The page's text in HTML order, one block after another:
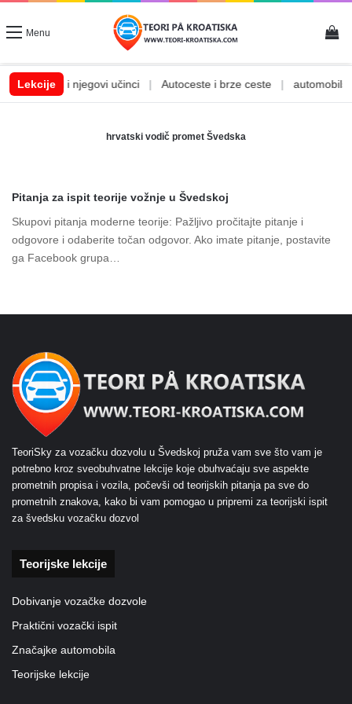
Menu
Lekcije
Alkohol i njegovi učinci Autoceste i brze ceste
hrvatski vodič promet Švedska
Pitanja za ispit teorije vožnje u Švedskoj
Skupovi pitanja moderne teorije: Pažljivo pročitajte pitanje i
odgovore i odaberite točan odgovor. Ako imate pitanje, postavite
ga Facebook grupa…
TeoriSky za vozačku dozvolu u Švedskoj pruža vam sve što vam je
potrebno kroz sveobuhvatne lekcije koje obuhvaćaju sve aspekte
prometnih propisa i vozila, počevši od teorijskih pitanja pa sve do
prometnih znakova, kako bi vam pomogao u pripremi za teorijski ispit
za švedsku vozačku dozvol
Teorijske lekcije
Dobivanje vozačke dozvole
Praktični vozački ispit
Značajke automobila
Teorijske lekcije